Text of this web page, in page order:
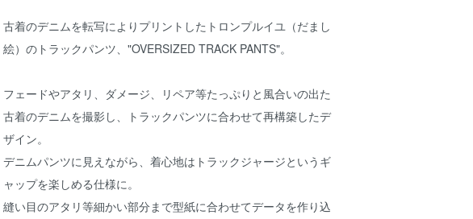
古着のデニムを転写によりプリントしたトロンプルイユ（だまし
絵）のトラックパンツ、"OVERSIZED TRACK PANTS"。
フェードやアタリ、ダメージ、リペア等たっぷりと風合いの出た
古着のデニムを撮影し、トラックパンツに合わせて再構築したデ
ザイン。
デニムパンツに見えながら、着心地はトラックジャージというギ
ャップを楽しめる仕様に。
縫い目のアタリ等細かい部分まで型紙に合わせてデータを作り込